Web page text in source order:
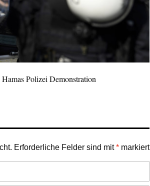
Polizei Demonstration
Erforderliche Felder sind mit* markiert